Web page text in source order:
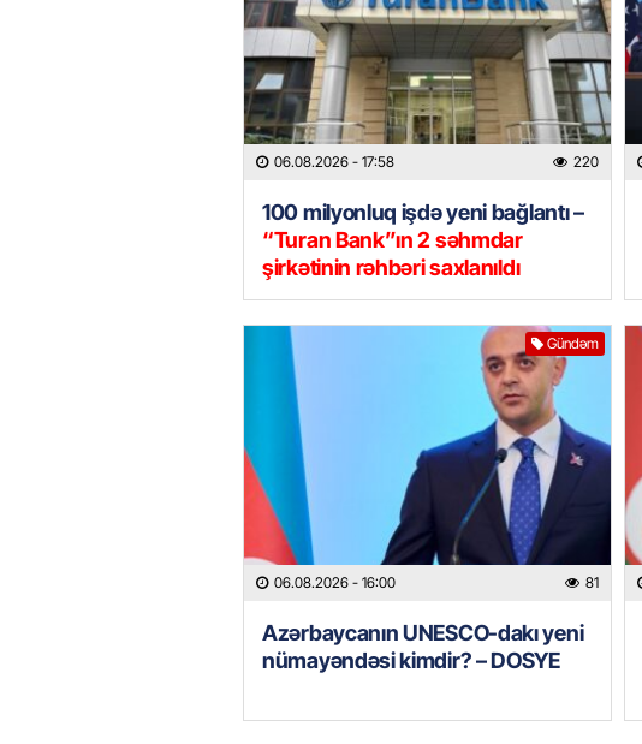
06.08.2026 - 17:58 220
100 milyonluq işdə yeni bağlantı –
“Turan Bank”ın 2 səhmdar
şirkətinin rəhbəri saxlanıldı
Gündəm
06.08.2026 - 16:00 81
Azərbaycanın UNESCO-dakı yeni
nümayəndəsi kimdir? – DOSYE